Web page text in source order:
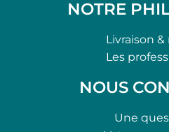
NOTRE
Livraison
Les
NOUS
Une